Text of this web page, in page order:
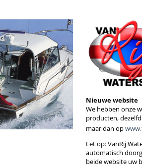
Nieuwe website
We hebben onze
producten,
maar dan op
Let op: VanRij
automatisch
beide website uw